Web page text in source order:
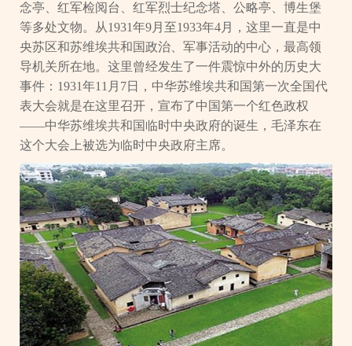
念亭、红军检阅台、红军烈士纪念塔、公略亭、博生堡
等多处文物。从1931年9月至1933年4月，这里一直是中
央苏区和苏维埃共和国政治、军事活动的中心，最高领
导机关所在地。这里曾经发生了一件震惊中外的历史大
事件：1931年11月7日，中华苏维埃共和国第一次全国代
表大会就是在这里召开，宣布了中国第一个红色政权
——中华苏维埃共和国临时中央政府的诞生，毛泽东在
这个大会上被选为临时中央政府主席。